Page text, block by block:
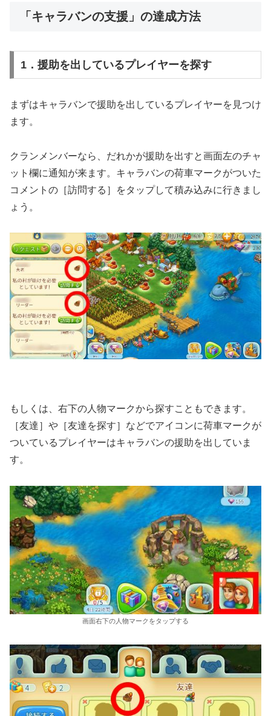
「キャラバンの支援」の達成方法
1．援助を出しているプレイヤーを探す
まずはキャラバンで援助を出しているプレイヤーを見つけ
ます。
クランメンバーなら、だれかが援助を出すと画面左のチャ
ット欄に通知が来ます。キャラバンの荷車マークがついた
コメントの［訪問する］をタップして積み込みに行きまし
ょう。
もしくは、右下の人物マークから探すこともできます。
［友達］や［友達を探す］などでアイコンに荷車マークが
ついているプレイヤーはキャラバンの援助を出していま
す。
画面右下の人物マークをタップする